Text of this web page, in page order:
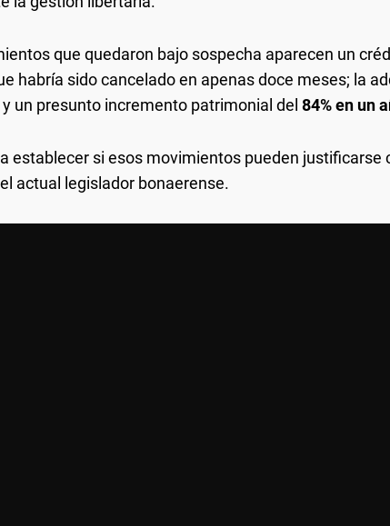
que quedaron bajo sospecha aparecen un
habría sido cancelado en apenas doce meses; la
y un presunto incremento patrimonial del 84% en un
establecer si esos movimientos pueden justificarse
actual legislador bonaerense.